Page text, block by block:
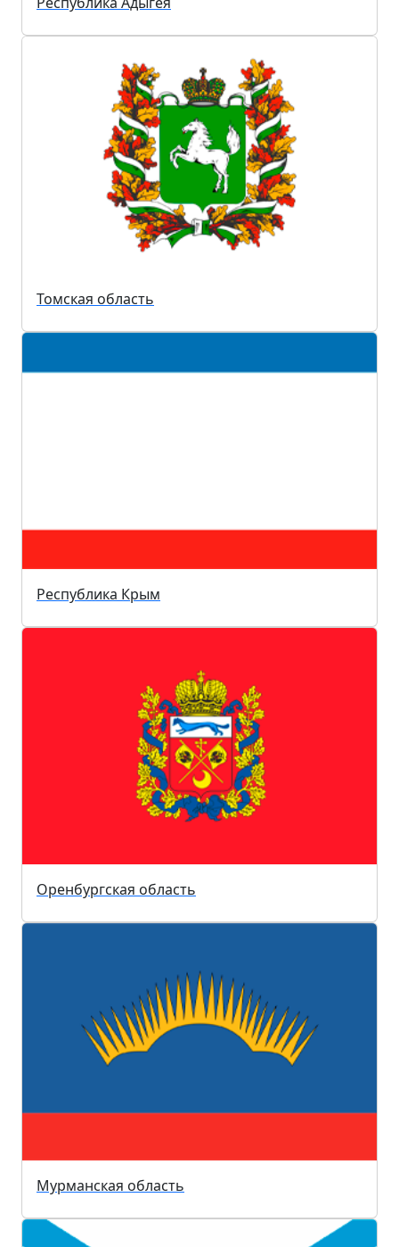
Томская область
Республика Крым
Оренбургская область
Мурманская область